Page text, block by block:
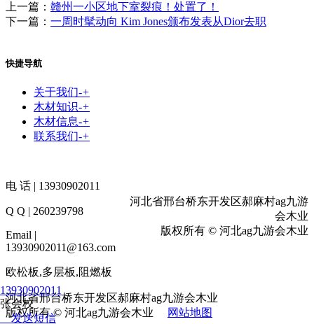
上一篇： 赣州一小区地下室裂痕！处置了！
下一篇： 一周时髦动向 Kim Jones颁布发表从Dior去职
快捷导航
关于我们-+
木材知识-+
木材信息-+
联系我们-+
电 话 | 13930902011
Q Q | 260239798
Email |
13930902011@163.com
河北省邢台桥东开发区郝麻村ag九游
会木业
版权所有 © 河北ag九游会木业
欧松板,多层板,阻燃板
河北省邢台桥东开发区郝麻村ag九游会木业
版权所有 © 河北ag九游会木业
网站地图
13930902011
张会校
发送短信